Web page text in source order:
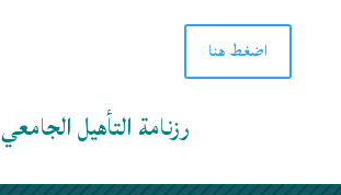
اضغط هنا
رزنامة التأهيل الجامعي